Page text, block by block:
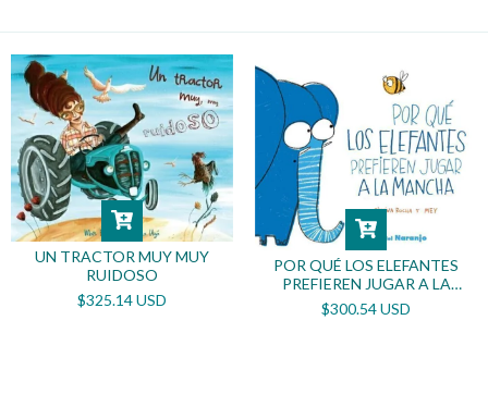
UN TRACTOR MUY MUY
RUIDOSO
$325.14 USD
POR QUÉ LOS ELEFANTES
PREFIEREN JUGAR A LA
MANCHA
$300.54 USD